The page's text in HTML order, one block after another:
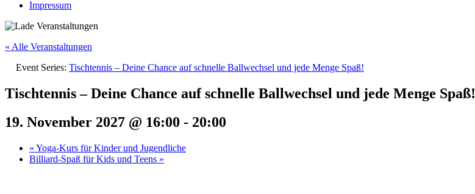
Impressum
« Alle Veranstaltungen
Event Series: Tischtennis – Deine Chance auf schnelle Ballwechsel und jede Menge Spaß!
Tischtennis – Deine Chance auf schnelle Ballwechsel und jede Menge Spaß!
19. November 2027 @ 16:00 - 20:00
« Yoga-Kurs für Kinder und Jugendliche
Billiard-Spaß für Kids und Teens »